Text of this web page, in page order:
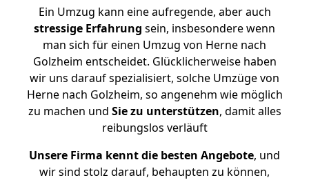
Ein Umzug kann eine aufregende, aber auch
stressige Erfahrung sein, insbesondere wenn
man sich für einen Umzug von Herne nach
Golzheim entscheidet. Glücklicherweise haben
wir uns darauf spezialisiert, solche Umzüge von
Herne nach Golzheim, so angenehm wie möglich
zu machen und Sie zu unterstützen, damit alles
reibungslos verläuft
Unsere Firma kennt die besten Angebote, und
wir sind stolz darauf, behaupten zu können,